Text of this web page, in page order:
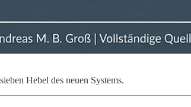
Hebel des neuen Systems.